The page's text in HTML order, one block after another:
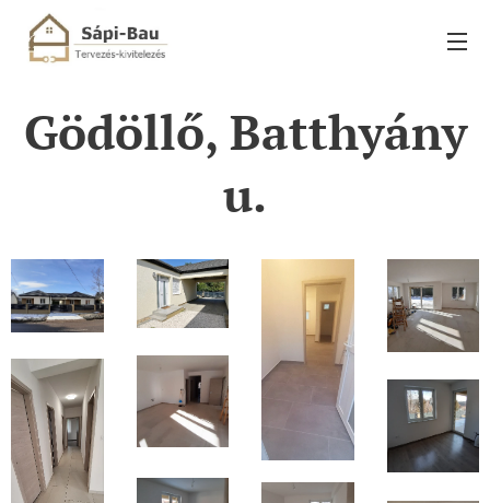
Gödöllő, Batthyány
u.